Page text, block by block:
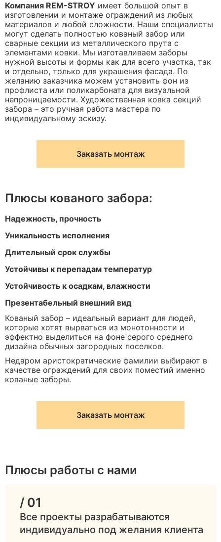
Компания REM-STROY имеет большой опыт в
изготовлении и монтаже ограждений из любых
материалов и любой сложности. Наши специалисты
могут сделать полностью кованый забор или
сварные секции из металлического прута с
элементами ковки. Мы изготавливаем заборы
нужной высоты и формы как для всего участка, так
и отдельно, только для украшения фасада. По
желанию заказчика можем установить фон из
профлиста или поликарбоната для визуальной
непроницаемости. Художественная ковка секций
забора – это ручная работа мастера по
индивидуальному эскизу.
Заказать монтаж
Плюсы кованого забора:
Надежность, прочность
Уникальность исполнения
Длительный срок службы
Устойчивы к перепадам температур
Устойчивость к осадкам, влажности
Презентабельный внешний вид
Кованый забор – идеальный вариант для людей,
которые хотят вырваться из монотонности и
эффектно выделиться на фоне серого среднего
дизайна обычных загородных поселков.
Недаром аристократические фамилии выбирают в
качестве ограждений для своих поместий именно
кованые заборы.
Заказать монтаж
Плюсы работы с нами
/ 01
Все проекты разрабатываются
индивидуально под желания клиента